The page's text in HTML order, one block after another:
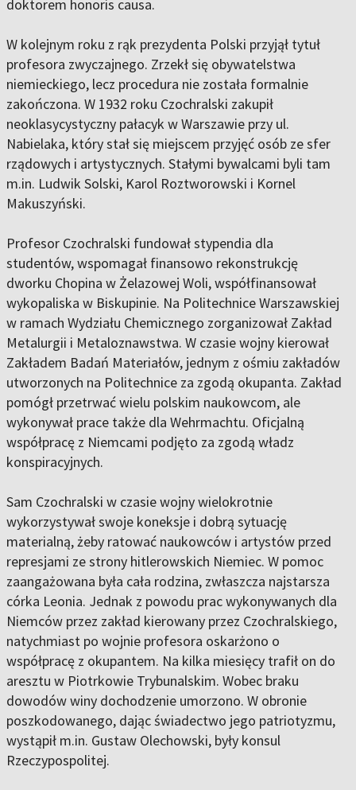
doktorem honoris causa.
W kolejnym roku z rąk prezydenta Polski przyjął tytuł
profesora zwyczajnego. Zrzekł się obywatelstwa
niemieckiego, lecz procedura nie została formalnie
zakończona. W 1932 roku Czochralski zakupił
neoklasycystyczny pałacyk w Warszawie przy ul.
Nabielaka, który stał się miejscem przyjęć osób ze sfer
rządowych i artystycznych. Stałymi bywalcami byli tam
m.in. Ludwik Solski, Karol Roztworowski i Kornel
Makuszyński.
Profesor Czochralski fundował stypendia dla
studentów, wspomagał finansowo rekonstrukcję
dworku Chopina w Żelazowej Woli, współfinansował
wykopaliska w Biskupinie. Na Politechnice Warszawskiej
w ramach Wydziału Chemicznego zorganizował Zakład
Metalurgii i Metaloznawstwa. W czasie wojny kierował
Zakładem Badań Materiałów, jednym z ośmiu zakładów
utworzonych na Politechnice za zgodą okupanta. Zakład
pomógł przetrwać wielu polskim naukowcom, ale
wykonywał prace także dla Wehrmachtu. Oficjalną
współpracę z Niemcami podjęto za zgodą władz
konspiracyjnych.
Sam Czochralski w czasie wojny wielokrotnie
wykorzystywał swoje koneksje i dobrą sytuację
materialną, żeby ratować naukowców i artystów przed
represjami ze strony hitlerowskich Niemiec. W pomoc
zaangażowana była cała rodzina, zwłaszcza najstarsza
córka Leonia. Jednak z powodu prac wykonywanych dla
Niemców przez zakład kierowany przez Czochralskiego,
natychmiast po wojnie profesora oskarżono o
współpracę z okupantem. Na kilka miesięcy trafił on do
aresztu w Piotrkowie Trybunalskim. Wobec braku
dowodów winy dochodzenie umorzono. W obronie
poszkodowanego, dając świadectwo jego patriotyzmu,
wystąpił m.in. Gustaw Olechowski, były konsul
Rzeczypospolitej.